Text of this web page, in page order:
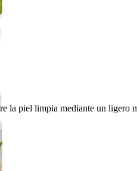
la piel limpia mediante un ligero